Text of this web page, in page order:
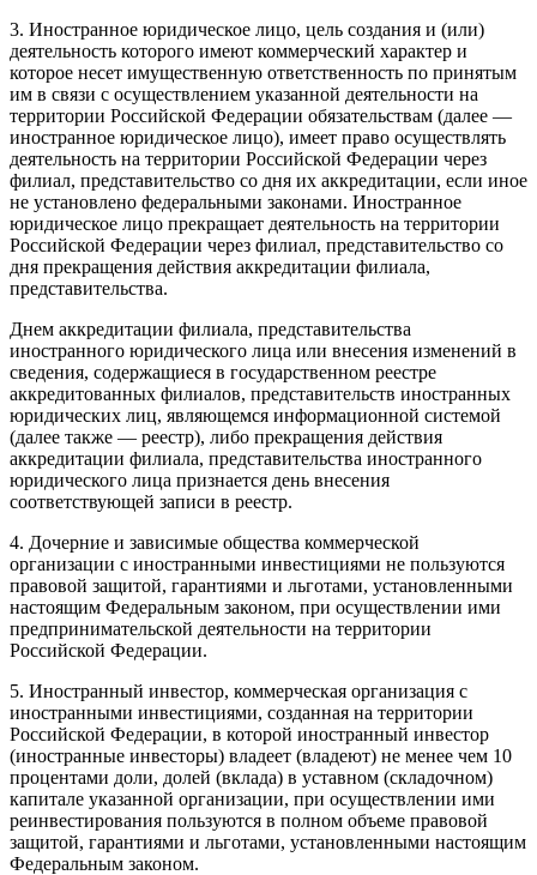
3. Иностранное юридическое лицо, цель создания и (или)
деятельность которого имеют коммерческий характер и
которое несет имущественную ответственность по принятым
им в связи с осуществлением указанной деятельности на
территории Российской Федерации обязательствам (далее —
иностранное юридическое лицо), имеет право осуществлять
деятельность на территории Российской Федерации через
филиал, представительство со дня их аккредитации, если иное
не установлено федеральными законами. Иностранное
юридическое лицо прекращает деятельность на территории
Российской Федерации через филиал, представительство со
дня прекращения действия аккредитации филиала,
представительства.
Днем аккредитации филиала, представительства
иностранного юридического лица или внесения изменений в
сведения, содержащиеся в государственном реестре
аккредитованных филиалов, представительств иностранных
юридических лиц, являющемся информационной системой
(далее также — реестр), либо прекращения действия
аккредитации филиала, представительства иностранного
юридического лица признается день внесения
соответствующей записи в реестр.
4. Дочерние и зависимые общества коммерческой
организации с иностранными инвестициями не пользуются
правовой защитой, гарантиями и льготами, установленными
настоящим Федеральным законом, при осуществлении ими
предпринимательской деятельности на территории
Российской Федерации.
5. Иностранный инвестор, коммерческая организация с
иностранными инвестициями, созданная на территории
Российской Федерации, в которой иностранный инвестор
(иностранные инвесторы) владеет (владеют) не менее чем 10
процентами доли, долей (вклада) в уставном (складочном)
капитале указанной организации, при осуществлении ими
реинвестирования пользуются в полном объеме правовой
защитой, гарантиями и льготами, установленными настоящим
Федеральным законом.